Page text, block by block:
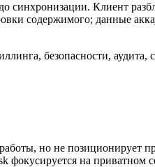
синхронизации. Клиент
содержимого; данные
безопасности, аудита,
но не позиционирует
фокусируется на приватном